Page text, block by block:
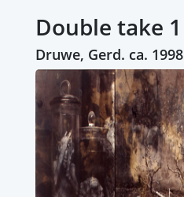
Double take 1
Druwe, Gerd. ca. 1998